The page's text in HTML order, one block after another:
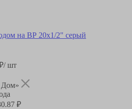
шт
Дом»
₽